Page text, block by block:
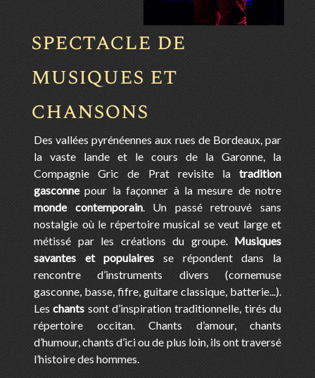
spectacle de
musiques et
chansons
Des vallées pyrénéennes aux rues de Bordeaux, par
la vaste lande et le cours de la Garonne, la
Compagnie Gric de Prat revisite latradition
gasconnepour la façonner à la mesure de notre
monde contemporain. Un passé retrouvé sans
nostalgie où le répertoire musical se veut large et
métissé par les créations du groupe.Musiques
savantes et populaires se répondent dans la
rencontre d’instruments divers (cornemuse
gasconne, basse, fifre, guitare classique, batterie...).
Leschants sont d’inspiration traditionnelle, tirés du
répertoire occitan. Chants d’amour, chants
d’humour, chants d’ici ou de plus loin, ils ont traversé
l’histoire des hommes.